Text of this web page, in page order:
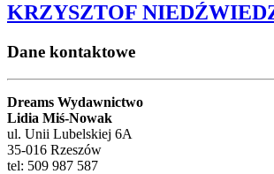
KRZYSZTOF
Dane kontaktowe
Dreams Wydawnictwo
Lidia Miś-Nowak
ul. Unii Lubelskiej 6A
35-016 Rzeszów
tel: 509 987 587